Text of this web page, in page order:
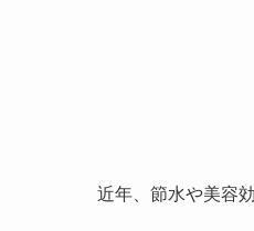
近年、節水や美容